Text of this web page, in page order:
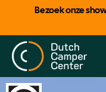
Bezoek onze